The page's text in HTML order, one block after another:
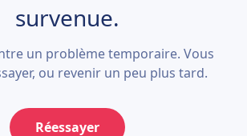
survenue.
un problème temporaire. Vous
ou revenir un peu plus tard.
Réessayer